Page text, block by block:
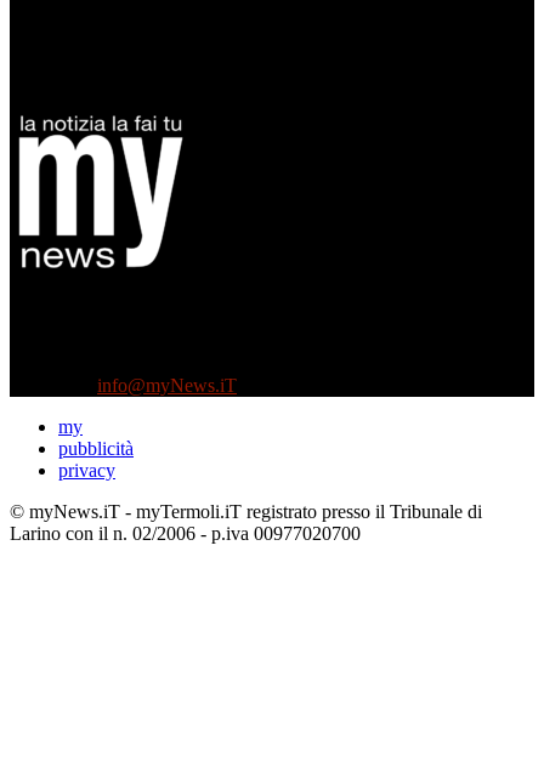
info@myNews.iT
my
pubblicità
privacy
© myNews.iT - myTermoli.iT registrato presso il Tribunale di
Larino con il n. 02/2006 - p.iva 00977020700